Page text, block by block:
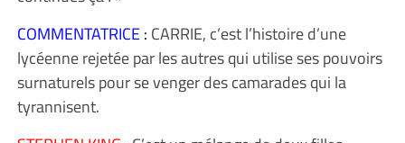
COMMENTATRICE: CARRIE, c’est l’histoire d’une
lycéenne rejetée par les autres qui utilise ses pouvoirs
surnaturels pour se venger des camarades qui la
tyrannisent.